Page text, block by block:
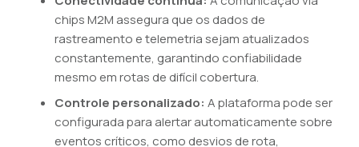
chips M2M assegura que os dados de
rastreamento e telemetria sejam atualizados
constantemente, garantindo confiabilidade
mesmo em rotas de difícil cobertura.
Controle personalizado: A plataforma pode ser
configurada para alertar automaticamente sobre
eventos críticos, como desvios de rota,